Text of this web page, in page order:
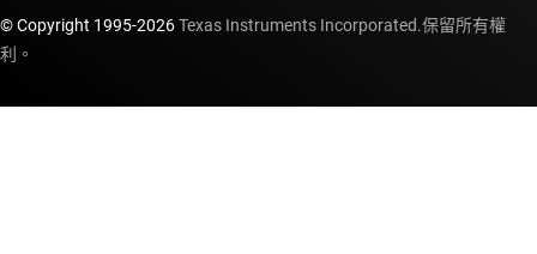
© Copyright 1995-2026Texas Instruments Incorporated.保留所有權
利。